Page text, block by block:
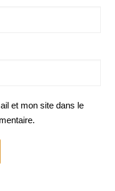
et mon site dans le